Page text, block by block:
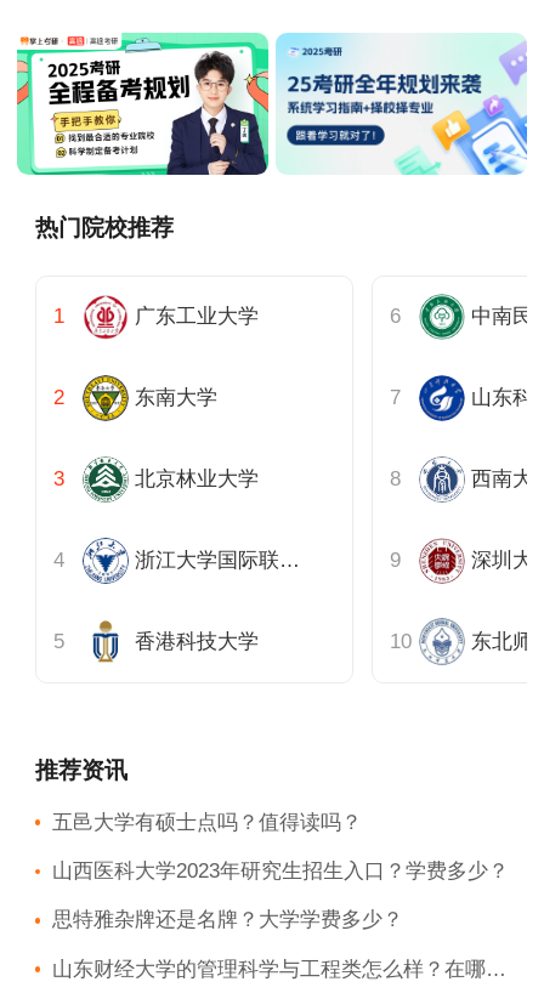
热门院校推荐
广东工业大学
东南大学
北京林业大学
浙江大学国际联合商学院
香港科技大学
中南民
山东科
西南大
深圳大
东北师
推荐资讯
五邑大学有硕士点吗？值得读吗？
山西医科大学2023年研究生招生入口？学费多少？
思特雅杂牌还是名牌？大学学费多少？
山东财经大学的管理科学与工程类怎么样？在哪个校区？